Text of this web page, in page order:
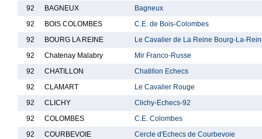
92
BAGNEUX
Bagneux
92
BOIS COLOMBES
C.E. de Bois-Colombes
92
BOURG LA REINE
Le Cavalier de La Reine Bourg-La-
92
Chatenay Malabry
Mir Franco-Russe
92
CHATILLON
Chatillon Echecs
92
CLAMART
Le Cavalier Rouge
92
CLICHY
Clichy-Echecs-92
92
COLOMBES
C.E. Colombes
92
COURBEVOIE
Cercle d'Echecs de Courbevoie